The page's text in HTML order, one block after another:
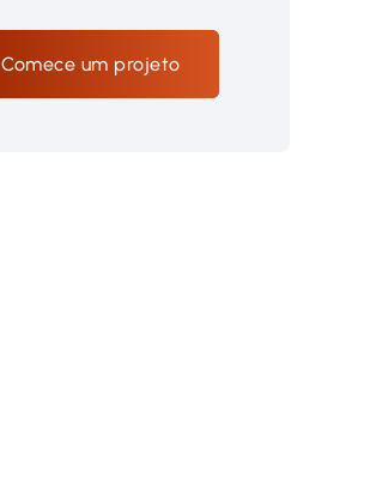
Comece um projeto